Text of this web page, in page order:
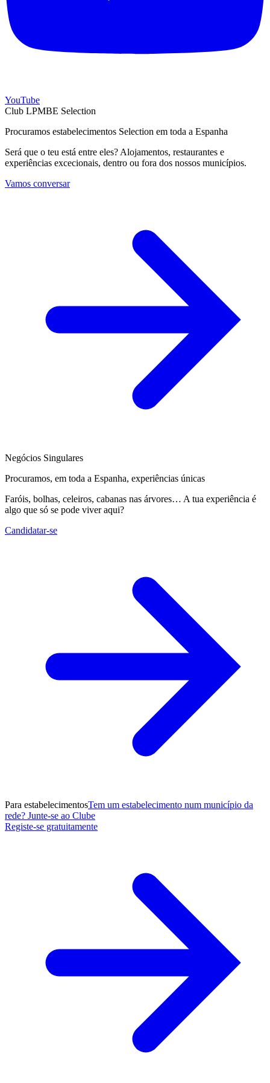
YouTube
Club LPMBE Selection
Procuramos estabelecimentos Selection em toda a Espanha
Será que o teu está entre eles? Alojamentos, restaurantes e
experiências excecionais, dentro ou fora dos nossos municípios.
Vamos conversar
Negócios Singulares
Procuramos, em toda a Espanha, experiências únicas
Faróis, bolhas, celeiros, cabanas nas árvores… A tua experiência é
algo que só se pode viver aqui?
Candidatar-se
Para estabelecimentosTem um estabelecimento num município da
rede? Junte-se ao Clube
Registe-se gratuitamente